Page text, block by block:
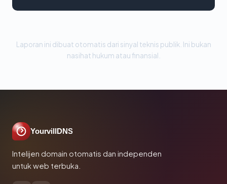
Laporan ini dibuat otomatis dari sinyal teknis publik. Ini bukan
nasihat hukum atau finansial.
YourvillDNS
Intelijen domain otomatis dan independen
untuk web terbuka.